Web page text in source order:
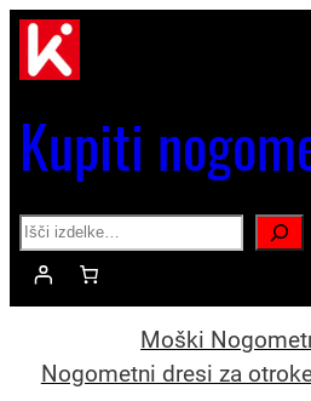
Kupiti
Search
Moški
Nogometni dresi za